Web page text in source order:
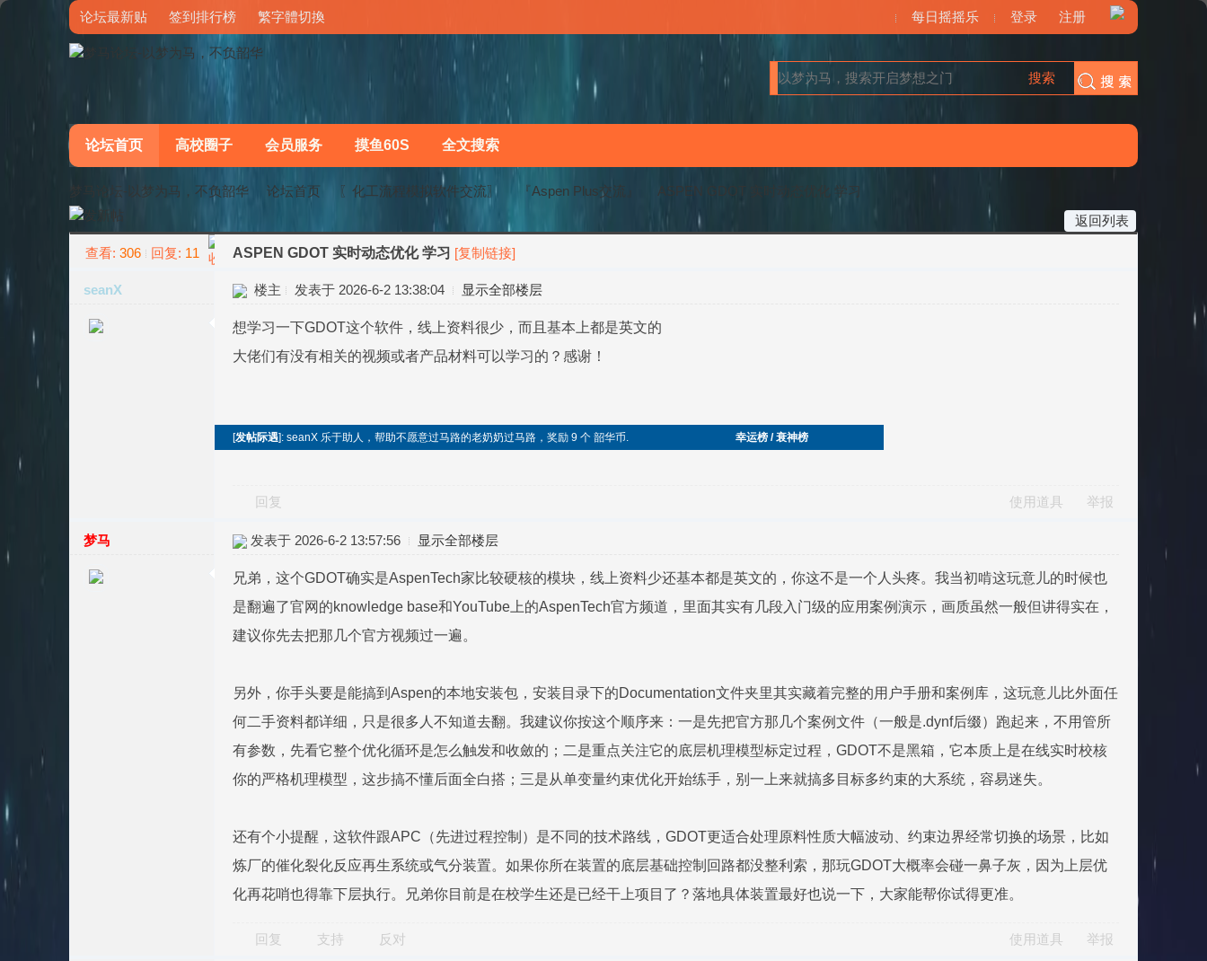
论坛最新贴 签到排行榜 繁字體切換 每日摇摇乐 登录 注册
搜索
论坛首页 高校圈子 会员服务 摸鱼60S 全文搜索
梦马论坛-以梦为马，不负韶华 论坛首页 〖化工流程模拟软件交流〗 『Aspen Plus交流』
ASPEN GDOT 实时动态优化 学习
返回列表
查看: 306 回复: 11 ASPEN GDOT 实时动态优化 学习 [复制链接]
seanX 楼主 发表于 2026-6-2 13:38:04 显示全部楼层
想学习一下GDOT这个软件，线上资料很少，而且基本上都是英文的
大佬们有没有相关的视频或者产品材料可以学习的？感谢！
[发帖际遇]: seanX 乐于助人，帮助不愿意过马路的老奶奶过马路，奖励 9 个 韶华币. 幸运榜 / 衰神榜
回复 使用道具 举报
梦马 发表于 2026-6-2 13:57:56 显示全部楼层
兄弟，这个GDOT确实是AspenTech家比较硬核的模块，线上资料少还基本都是英文的，你这不是一个人头疼。我当初啃这玩意儿的时候也
是翻遍了官网的knowledge base和YouTube上的AspenTech官方频道，里面其实有几段入门级的应用案例演示，画质虽然一般但讲得实在，
建议你先去把那几个官方视频过一遍。
另外，你手头要是能搞到Aspen的本地安装包，安装目录下的Documentation文件夹里其实藏着完整的用户手册和案例库，这玩意儿比外面任
何二手资料都详细，只是很多人不知道去翻。我建议你按这个顺序来：一是先把官方那几个案例文件（一般是.dynf后缀）跑起来，不用管所
有参数，先看它整个优化循环是怎么触发和收斂的；二是重点关注它的底层机理模型标定过程，GDOT不是黑箱，它本质上是在线实时校核
你的严格机理模型，这步搞不懂后面全白搭；三是从单变量约束优化开始练手，别一上来就搞多目标多约束的大系统，容易迷失。
还有个小提醒，这软件跟APC（先进过程控制）是不同的技术路线，GDOT更适合处理原料性质大幅波动、约束边界经常切换的场景，比如
炼厂的催化裂化反应再生系统或气分装置。如果你所在装置的底层基础控制回路都没整利索，那玩GDOT大概率会碰一鼻子灰，因为上层优
化再花哨也得靠下层执行。兄弟你目前是在校学生还是已经干上项目了？落地具体装置最好也说一下，大家能帮你试得更准。
回复 支持 反对 使用道具 举报